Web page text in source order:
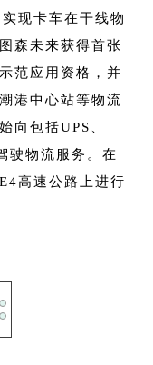
现卡车在干线物
森未来获得首张
范应用资格，并
港中心站等物流
向包括UPS、
驶物流服务。在
高速公路上进行